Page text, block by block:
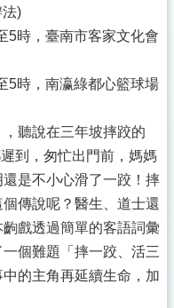
)
5時，臺南市客家文化會
5時，南瀛綠都心籃球場
聽說在三年坡摔跤的
到，匆忙出門前，媽媽
是不小心滑了一跤！摔
傳說呢？醫生、道士還
戲透過簡單的客語詞彙
個難題「摔一跤、活三
的主角再延續生命，加